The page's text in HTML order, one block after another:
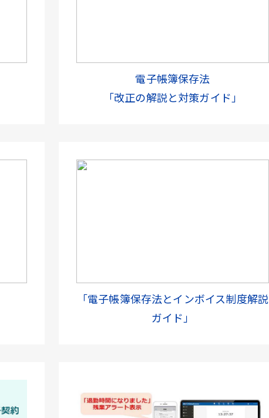
電子帳簿保存法
「改正の解説と対策ガイド」
「電子帳簿保存法とインボイス制度解説
ガイド」